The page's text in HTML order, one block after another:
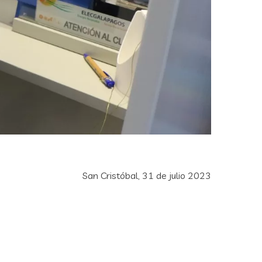
San Cristóbal, 31 de julio 2023